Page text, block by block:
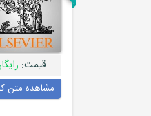
قیمت:
مشاهده متن